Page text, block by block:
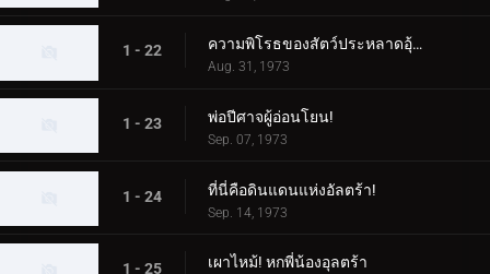
1 - 22 ความพิโรธของสัตว์ประหลาดอุ้มเด็ก!
Aug. 31, 1973
1 - 23 พ่อปีศาจผู้อ่อนโยน!
Sep. 07, 1973
1 - 24 ที่นี่คือดินแดนแห่งอัลตร้า!
Sep. 14, 1973
1 - 25 เผาไหม้! หกพี่น้องอุลตร้า